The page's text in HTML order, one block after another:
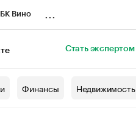
Вино
Стать экспертом
Финансы Недвижимость